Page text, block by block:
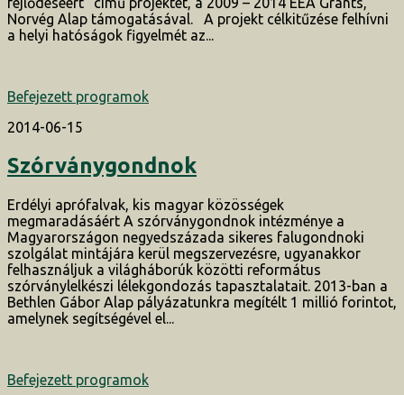
Norvég Alap támogatásával. A projekt célkitűzése felhívni
a helyi hatóságok figyelmét az...
Befejezett programok
2014-06-15
Szórványgondnok
Erdélyi aprófalvak, kis magyar közösségek
megmaradásáért A szórványgondnok intézménye a
Magyarországon negyedszázada sikeres falugondnoki
szolgálat mintájára kerül megszervezésre, ugyanakkor
felhasználjuk a világháborúk közötti református
szórványlelkészi lélekgondozás tapasztalatait. 2013-ban a
Bethlen Gábor Alap pályázatunkra megítélt 1 millió forintot,
amelynek segítségével el...
Befejezett programok